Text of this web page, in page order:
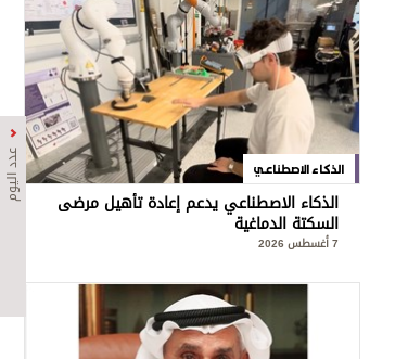
عدد اليوم الذكاء الاصطناعي
الذكاء الاصطناعي يدعم إعادة تأهيل مرضى
السكتة الدماغية
7 أغسطس 2026